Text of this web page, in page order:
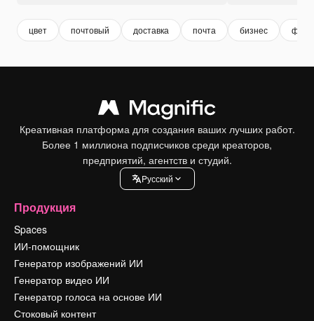
цвет почтовый доставка почта бизнес фон
Креативная платформа для создания ваших лучших работ.
Более 1 миллиона подписчиков среди креаторов,
предприятий, агентств и студий.
Pусский
Продукция
Spaces
ИИ-помощник
Генератор изображений ИИ
Генератор видео ИИ
Генератор голоса на основе ИИ
Стоковый контент